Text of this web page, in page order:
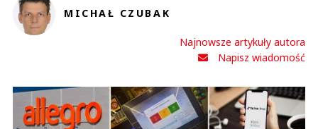
MICHAŁ CZUBAK
Najnowsze artykuły autora
Napisz wiadomość